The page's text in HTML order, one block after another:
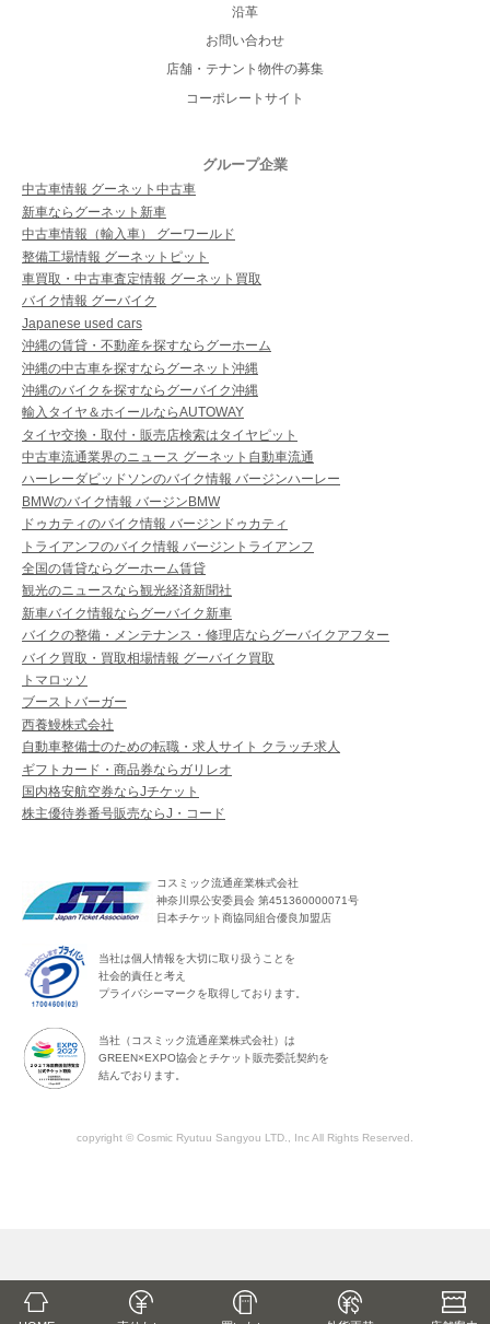
沿革
お問い合わせ
店舗・テナント物件の募集
コーポレートサイト
グループ企業
中古車情報 グーネット中古車
新車ならグーネット新車
中古車情報（輸入車） グーワールド
整備工場情報 グーネットピット
車買取・中古車査定情報 グーネット買取
バイク情報 グーバイク
Japanese used cars
沖縄の賃貸・不動産を探すならグーホーム
沖縄の中古車を探すならグーネット沖縄
沖縄のバイクを探すならグーバイク沖縄
輸入タイヤ＆ホイールならAUTOWAY
タイヤ交換・取付・販売店検索はタイヤピット
中古車流通業界のニュース グーネット自動車流通
ハーレーダビッドソンのバイク情報 バージンハーレー
BMWのバイク情報 バージンBMW
ドゥカティのバイク情報 バージンドゥカティ
トライアンフのバイク情報 バージントライアンフ
全国の賃貸ならグーホーム賃貸
観光のニュースなら観光経済新聞社
新車バイク情報ならグーバイク新車
バイクの整備・メンテナンス・修理店ならグーバイクアフター
バイク買取・買取相場情報 グーバイク買取
トマロッソ
ブーストバーガー
西養鰻株式会社
自動車整備士のための転職・求人サイト クラッチ求人
ギフトカード・商品券ならガリレオ
国内格安航空券ならJチケット
株主優待券番号販売ならJ・コード
コスミック流通産業株式会社
神奈川県公安委員会 第451360000071号
日本チケット商協同組合優良加盟店
当社は個人情報を大切に取り扱うことを
社会的責任と考え
プライバシーマークを取得しております。
当社（コスミック流通産業株式会社）は
GREEN×EXPO協会とチケット販売委託契約を
結んでおります。
copyright © Cosmic Ryutuu Sangyou LTD., Inc All Rights Reserved.